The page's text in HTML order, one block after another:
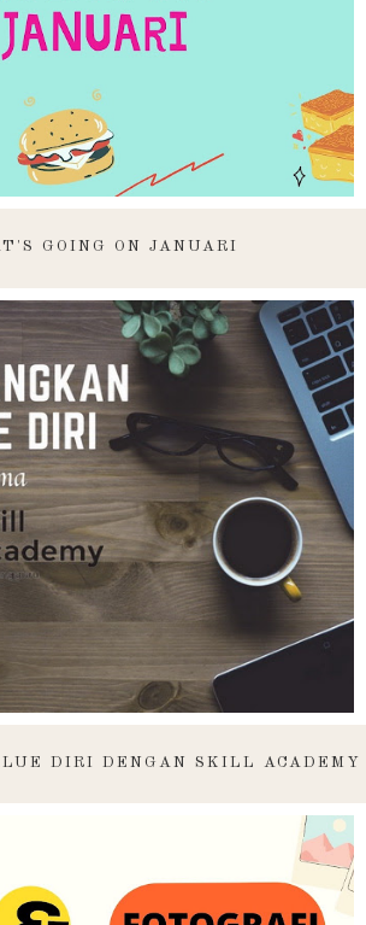
GOING ON JANUARI
DIRI DENGAN SKILL ACADEMY